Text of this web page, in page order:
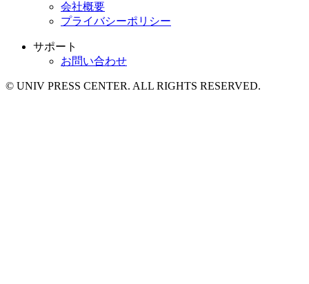
会社概要
プライバシーポリシー
サポート
お問い合わせ
© UNIV PRESS CENTER. ALL RIGHTS RESERVED.